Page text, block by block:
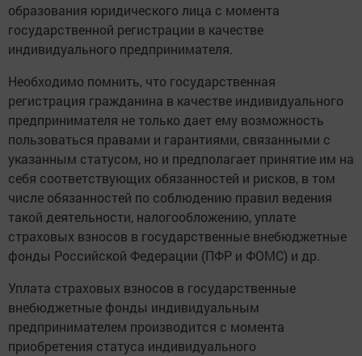
образования юридического лица с момента
государственной регистрации в качестве
индивидуального предпринимателя.
Необходимо помнить, что государственная
регистрация гражданина в качестве индивидуального
предпринимателя не только дает ему возможность
пользоваться правами и гарантиями, связанными с
указанным статусом, но и предполагает принятие им на
себя соответствующих обязанностей и рисков, в том
числе обязанностей по соблюдению правил ведения
такой деятельности, налогообложению, уплате
страховых взносов в государственные внебюджетные
фонды Российской Федерации (ПФР и ФОМС) и др.
Уплата страховых взносов в государственные
внебюджетные фонды индивидуальным
предпринимателем производится с момента
приобретения статуса индивидуального